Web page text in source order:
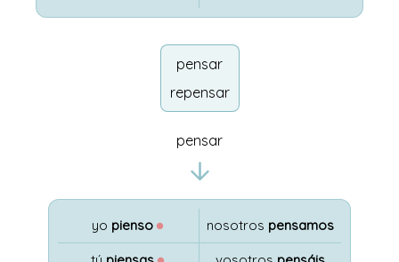
pensar
repensar
pensar
yo pienso ● nosotros pensamos